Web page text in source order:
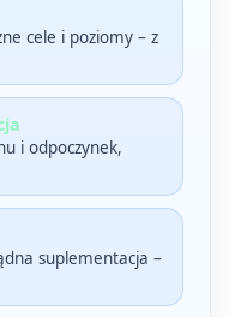
cele i poziomy – z
i odpoczynek,
suplementacja –